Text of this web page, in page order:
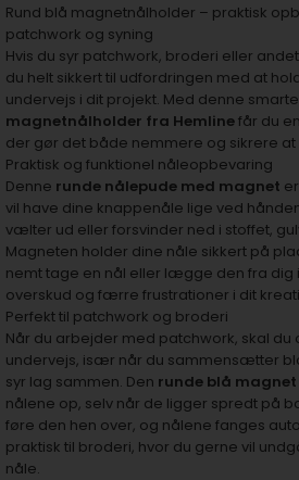
Rund blå magnetnålholder – praktisk
patchwork og syning
Hvis du syr patchwork, broderi eller
du helt sikkert til udfordringen med at
undervejs i dit projekt. Med denne smarte
magnetnålholder fra Hemlinefår du
der gør det både nemmere og sikrere
Praktisk og funktionel nåleopbevaring
Denne runde nålepude med magnet
vil have dine knappenåle lige ved
vælter ud eller forsvinder ned i stoffet,
Magneten holder dine nåle sikkert på
nemt tage en nål eller lægge den fra dig
overskud og færre frustrationer i dit
Perfekt til patchwork og broderi
Når du arbejder med patchwork, skal
undervejs, især når du sammensætter
syr lag sammen. Den runde blå magnet
nålene op, selv når de ligger spredt på
føre den hen over, og nålene fanges
praktisk til broderi, hvor du gerne vil
nåle.